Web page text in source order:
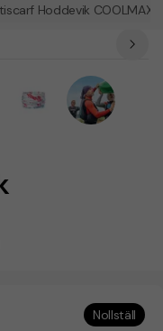
Hoddevik COOLMAX®
Nollställ